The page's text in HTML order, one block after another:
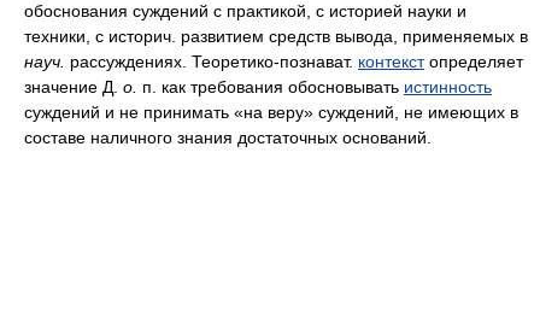
обоснования суждений с практикой, с историей науки и
техники, с историч. развитием средств вывода, применяемых в
науч. рассуждениях. Теоретико-познават. контекстопределяет
значение Д. о. п. как требования обосновывать истинность
суждений и не принимать «на веру» суждений, не имеющих в
составе наличного знания достаточных оснований.